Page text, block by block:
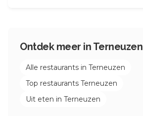
Ontdek meer in Terneuzen
Alle restaurants in Terneuzen
Top restaurants Terneuzen
Uit eten in Terneuzen